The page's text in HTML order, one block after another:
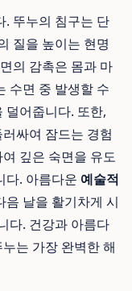
. 뚜누의 침구는 단
질을 높이는 현명
의 감촉은 몸과 마
수면 중 발생할 수
덜어줍니다. 또한,
싸여 잠드는 경험
깊은 숙면을 유도
다. 아름다운 예술적
음 날을 활기차게 시
다. 건강과 아름다
는 가장 완벽한 해